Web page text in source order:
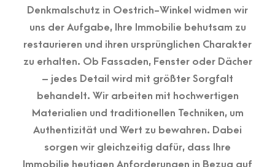
Denkmalschutz in Oestrich-Winkel widmen wir
uns der Aufgabe, Ihre Immobilie behutsam zu
restaurieren und ihren ursprünglichen Charakter
zu erhalten. Ob Fassaden, Fenster oder Dächer
– jedes Detail wird mit größter Sorgfalt
behandelt. Wir arbeiten mit hochwertigen
Materialien und traditionellen Techniken, um
Authentizität und Wert zu bewahren. Dabei
sorgen wir gleichzeitig dafür, dass Ihre